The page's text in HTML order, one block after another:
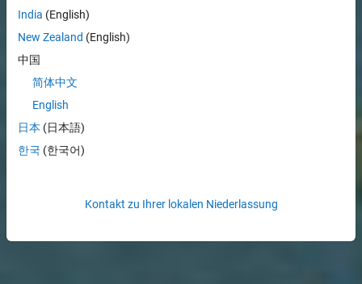
India (English)
New Zealand (English)
中国
简体中文
English
日本 (日本語)
한국 (한국어)
Kontakt zu Ihrer lokalen Niederlassung